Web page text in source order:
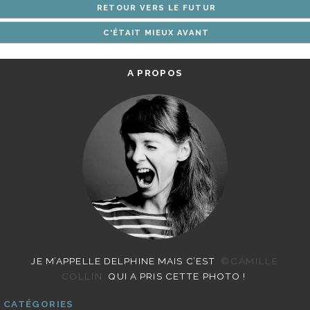
ARTICLES
RETOUR VERS LE FUTUR
C'ÉTAIT MIEUX AVANT
A PROPOS
JE M’APPELLE DELPHINE MAIS C’EST
©CAMILLE
COLLIN
QUI A PRIS CETTE PHOTO !
CATÉGORIES